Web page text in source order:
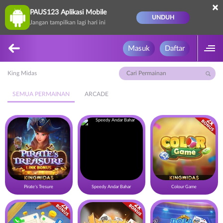
PAUS123 Aplikasi Mobile
Jangan tampilkan lagi hari ini
UNDUH
×
Masuk Daftar
King Midas
SEMUA PERMAINAN ARCADE
Pirate's Tresure Speedy Andar Bahar Colour Game